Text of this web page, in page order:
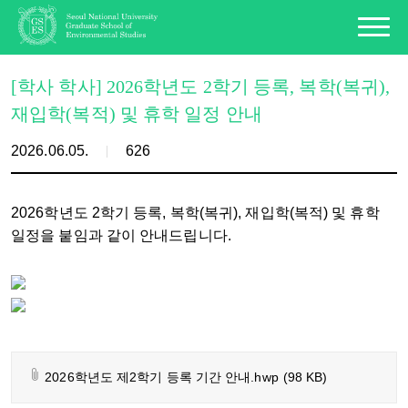
[학사 학사] 2026학년도 2학기 등록, 복학(복귀),
재입학(복적) 및 휴학 일정 안내
2026.06.05. 626
2026학년도 2학기 등록, 복학(복귀), 재입학(복적) 및 휴학
일정을 붙임과 같이 안내드립니다.
2026학년도 제2학기 등록 기간 안내.hwp (98 KB)